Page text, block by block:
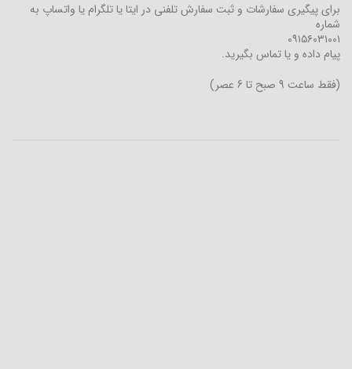
برای پیگیری سفارشات و ثبت سفارش تلفنی در ایتا یا تلگرام یا واتساپ به
شماره
۰۹۱۵۶۰۳۱۰۰۱
پیام داده و یا تماس بگیرید.
(فقط ساعت 9 صبح تا 6 عصر)